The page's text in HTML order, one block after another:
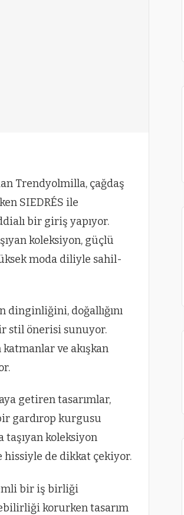
Trendyolmilla, çağdaş
SIEDRÉS ile
bir giriş yapıyor.
koleksiyon, güçlü
moda diliyle sahil-
dinginliğini, doğallığını
stil önerisi sunuyor.
ve akışkan
getiren tasarımlar,
gardırop kurgusu
koleksiyon
hissiyle de dikkat çekiyor.
bir iş birliği
korurken tasarım